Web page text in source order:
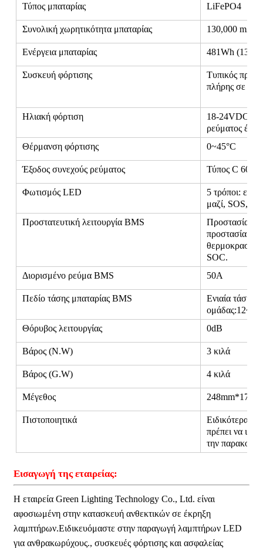
Τύπος μπαταρίας
LiFePO4
Συνολική χωρητικότητα μπαταρίας 130,000 mAh
Ενέργεια μπαταρίας 481Wh
Συσκευή φόρτισης
Τυπικός
πλήρης σε
Ηλιακή φόρτιση
18-24VDC,
ρεύματος έως
Θέρμανση φόρτισης
0~45°C
Έξοδος συνεχούς ρεύματος Τύπος C
Φωτισμός LED
5 τρόποι:
μαζί, SOS,
Προστατευτική λειτουργία BMS
Προστασία
προστασία
θερμοκρασία,
SOC.
Διορισμένο ρεύμα BMS
50Α
Πεδίο τάσης μπαταρίας BMS
Ενιαία τάση
Θόρυβος λειτουργίας
0dB
Βάρος (N.W) 3 κιλά
Βάρος (G.W) 4 κιλά
Μέγεθος
Πιστοποιητικά
Ειδικότερα,
πρέπει να
την
Εισαγωγή της εταιρείας:
Η εταιρεία Green Lighting Technology Co., Ltd. είναι
αφοσιωμένη στην κατασκευή ανθεκτικών σε έκρηξη
λαμπτήρων.Ειδικευόμαστε στην παραγωγή λαμπτήρων LED
για ανθρακωρύχους., συσκευές φόρτισης και ασφαλείας